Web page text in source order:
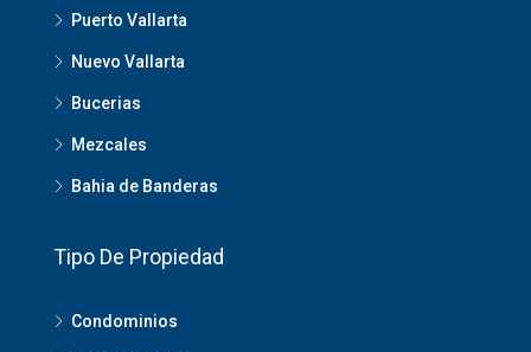
Puerto Vallarta
Nuevo Vallarta
Bucerias
Mezcales
Bahia de Banderas
Tipo De Propiedad
Condominios